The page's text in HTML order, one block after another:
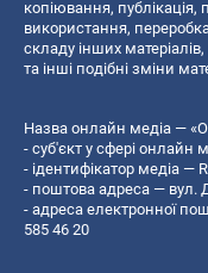
копiювання, публiкацiя,
використання,
складу інших
та інші подібні зміни
Назва онлайн медіа —
- суб'єкт у сфері онлайн
- ідентифікатор медіа —
- поштова адреса — вул.
- адреса електронної
585 46 20